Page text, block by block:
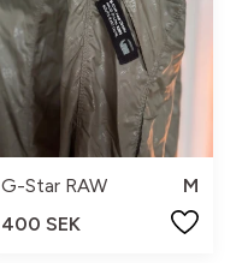
G-Star RAW
M
400 SEK